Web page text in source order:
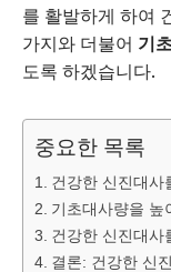
를 활발하게 하여
가지와 더불어 기
도록 하겠습니다.
중요한 목록
건강한 신진대사
기초대사량을 높
건강한 신진대사
결론: 건강한 신